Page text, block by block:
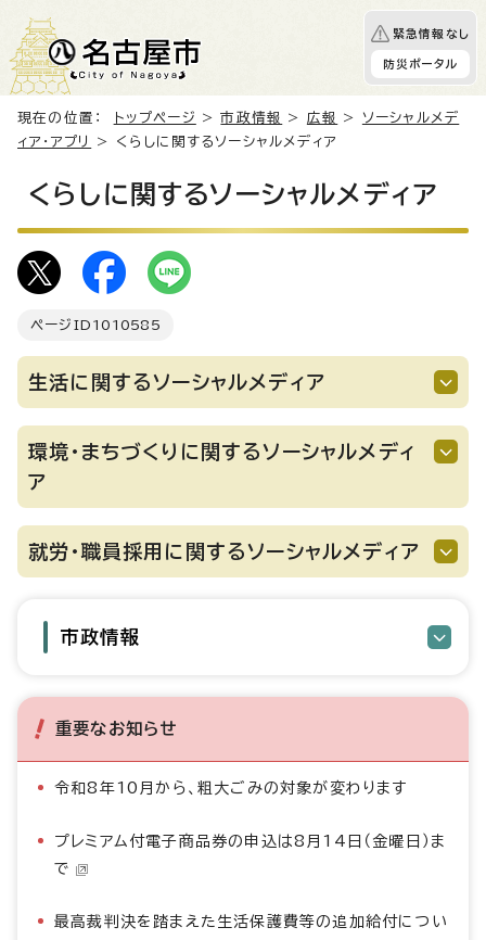
緊急情報なし
防災ポータル
現在の位置： トップページ >市政情報 > 広報 > ソーシャルメデ
ィア・アプリ
> くらしに関するソーシャルメディア
くらしに関するソーシャルメディア
ページID 1010585
生活に関するソーシャルメディア
環境・まちづくりに関するソーシャルメディ
ア
就労・職員採用に関するソーシャルメディア
市政情報
重要なお知らせ
令和8年10月から、粗大ごみの対象が変わります
プレミアム付電子商品券の申込は8月14日（金曜日）ま
で
最高裁判決を踏まえた生活保護費等の追加給付につい